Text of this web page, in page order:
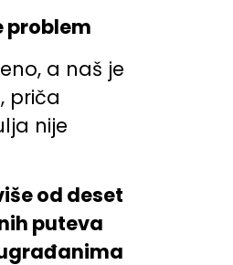
problem
a naš je
priča
nije
od deset
puteva